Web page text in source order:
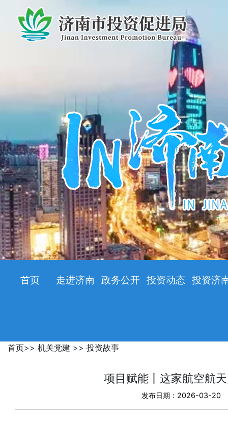
首页 走进济南 政务公开 投资动态 投资济
首页>> 机关党建 >> 投资故事
项目赋能丨这家航空航
发布日期：2026-03-20